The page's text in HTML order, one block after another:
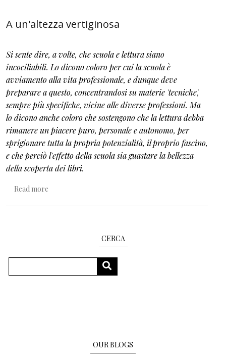
A un'altezza vertiginosa
Si sente dire, a volte, che scuola e lettura siano
incociliabili. Lo dicono coloro per cui la scuola è
avviamento alla vita professionale, e dunque deve
preparare a questo, concentrandosi su materie 'tecniche',
sempre più specifiche, vicine alle diverse professioni. Ma
lo dicono anche coloro che sostengono che la lettura debba
rimanere un piacere puro, personale e autonomo, per
sprigionare tutta la propria potenzialità, il proprio fascino,
e che perciò l'effetto della scuola sia guastare la bellezza
della scoperta dei libri.
Read more
CERCA
SEARCH
OUR BLOGS